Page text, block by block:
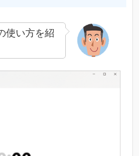
使い方を紹